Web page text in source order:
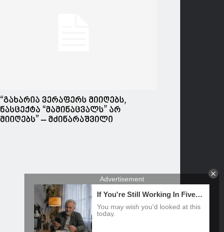
“გახარია ვერაფერს მიიღებს,
ნასცექტა “მამინაცვალს” არ
მიიღებს” – მძინარაშვილი